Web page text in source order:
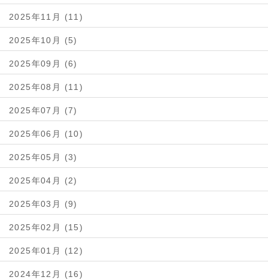
2025年11月 (11)
2025年10月 (5)
2025年09月 (6)
2025年08月 (11)
2025年07月 (7)
2025年06月 (10)
2025年05月 (3)
2025年04月 (2)
2025年03月 (9)
2025年02月 (15)
2025年01月 (12)
2024年12月 (16)